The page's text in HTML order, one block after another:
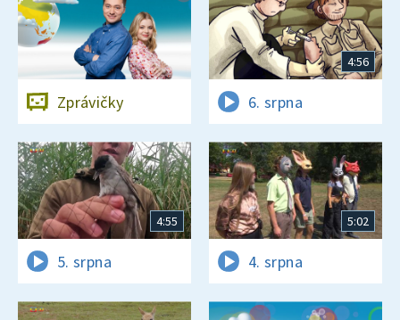
Zprávičky
4:56
6. srpna
4:55
5. srpna
5:02
4. srpna